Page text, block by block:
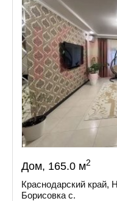
Дом, 165.0 м2
Краснодарский край,
Борисовка с.